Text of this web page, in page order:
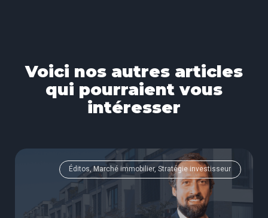
Voici nos autres articles
qui pourraient vous
intéresser
Éditos, Marché immobilier, Stratégie investisseur